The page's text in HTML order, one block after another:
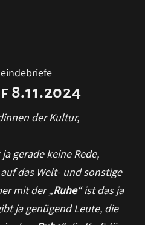
8.11.2024
der Kultur,
gerade keine Rede,
das Welt- und sonstige
mit der „Ruhe“ ist das ja
ja genügend Leute, die